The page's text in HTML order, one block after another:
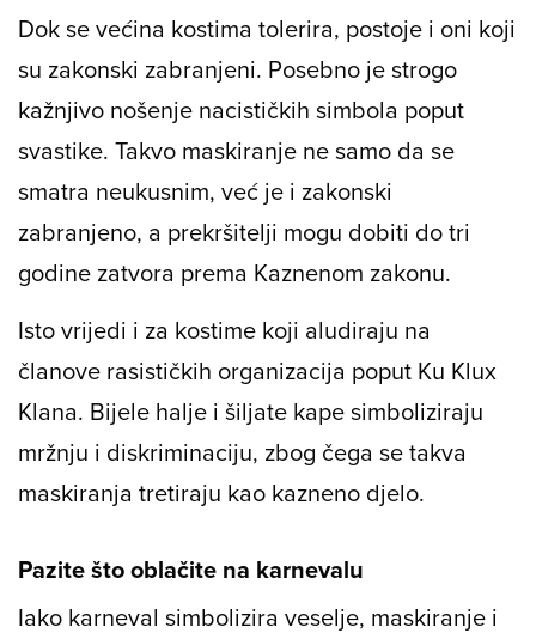
Dok se većina kostima tolerira, postoje i oni koji
su zakonski zabranjeni. Posebno je strogo
kažnjivo nošenje nacističkih simbola poput
svastike. Takvo maskiranje ne samo da se
smatra neukusnim, već je i zakonski
zabranjeno, a prekršitelji mogu dobiti do tri
godine zatvora prema Kaznenom zakonu.
Isto vrijedi i za kostime koji aludiraju na
članove rasističkih organizacija poput Ku Klux
Klana. Bijele halje i šiljate kape simboliziraju
mržnju i diskriminaciju, zbog čega se takva
maskiranja tretiraju kao kazneno djelo.
Pazite što oblačite na karnevalu
Iako karneval simbolizira veselje, maskiranje i